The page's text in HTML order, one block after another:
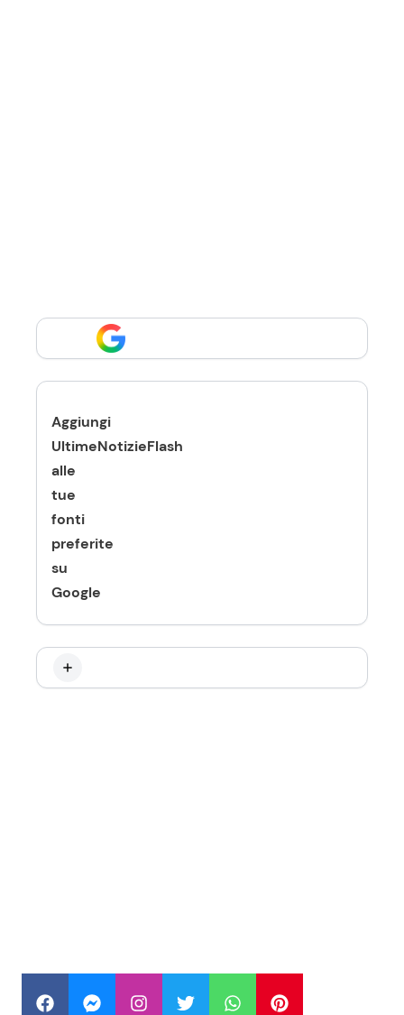
Aggiungi
UltimeNotizieFlash
alle
tue
fonti
preferite
su
Google